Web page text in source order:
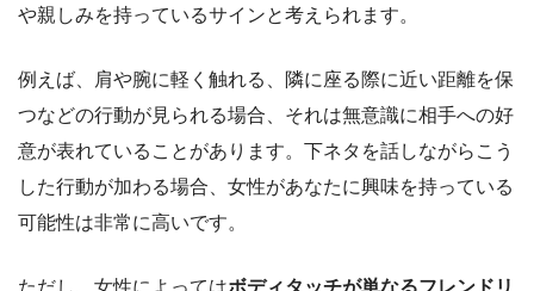
や親しみを持っているサインと考えられます。
例えば、肩や腕に軽く触れる、隣に座る際に近い距離を保
つなどの行動が見られる場合、それは無意識に相手への好
意が表れていることがあります。下ネタを話しながらこう
した行動が加わる場合、女性があなたに興味を持っている
可能性は非常に高いです。
ただし、女性によってはボディタッチが単なるフレンドリ